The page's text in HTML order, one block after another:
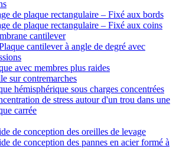
de plaque rectangulaire – Fixé aux bords
de plaque rectangulaire – Fixé aux coins
cantilever
cantilever à angle de degré avec
avec membres plus raides
sur contremarches
hémisphérique sous charges concentrées
de stress autour d'un trou dans une
carrée
de conception des oreilles de levage
de conception des pannes en acier formé à